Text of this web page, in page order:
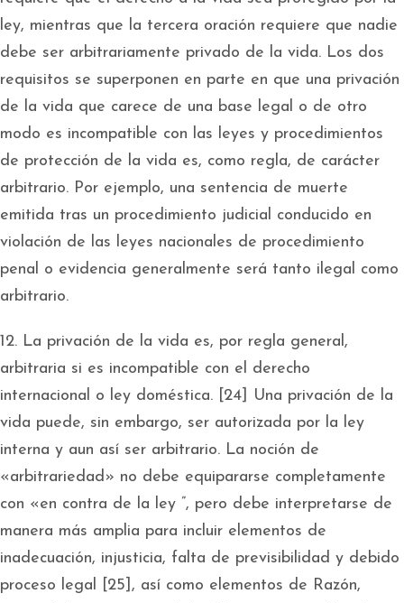
ley, mientras que la tercera oración requiere que nadie
debe ser arbitrariamente privado de la vida. Los dos
requisitos se superponen en parte en que una privación
de la vida que carece de una base legal o de otro
modo es incompatible con las leyes y procedimientos
de protección de la vida es, como regla, de carácter
arbitrario. Por ejemplo, una sentencia de muerte
emitida tras un procedimiento judicial conducido en
violación de las leyes nacionales de procedimiento
penal o evidencia generalmente será tanto ilegal como
arbitrario.
12. La privación de la vida es, por regla general,
arbitraria si es incompatible con el derecho
internacional o ley doméstica. [24] Una privación de la
vida puede, sin embargo, ser autorizada por la ley
interna y aun así ser arbitrario. La noción de
«arbitrariedad» no debe equipararse completamente
con «en contra de la ley ”, pero debe interpretarse de
manera más amplia para incluir elementos de
inadecuación, injusticia, falta de previsibilidad y debido
proceso legal [25], así como elementos de Razón,